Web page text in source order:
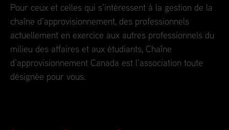
Pour ceux et celles qui s’intéressent à la gestion de la
chaîne d’approvisionnement, des professionnels
actuellement en exercice aux autres professionnels du
milieu des affaires et aux étudiants, Chaîne
d’approvisionnement Canada est l’association toute
désignée pour vous.